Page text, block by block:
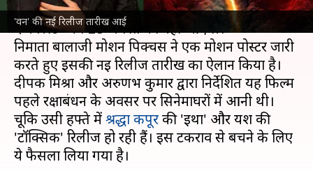
'वन' की नई रिलीज तारीख आई
सिद्धार्थ मल्होत्राकी बहुप्रतीक्षित फिल्म 'वन- फोर्स ऑफ
द फॉरेस्ट' अब 28 अगस्त को नहीं आएगी।
निर्माता बालाजी मोशन पिक्चर्स ने एक मोशन पोस्टर जारी
करते हुए इसकी नई रिलीज तारीख का ऐलान किया है।
दीपक मिश्रा और अरुणभ कुमार द्वारा निर्देशित यह फिल्म
पहले रक्षाबंधन के अवसर पर सिनेमाघरों में आनी थी।
चूकि उसी हफ्ते मेंश्रद्धा कपूरकी 'ईथा' और यश की
'टॉक्सिक' रिलीज हो रही हैं। इस टकराव से बचने के लिए